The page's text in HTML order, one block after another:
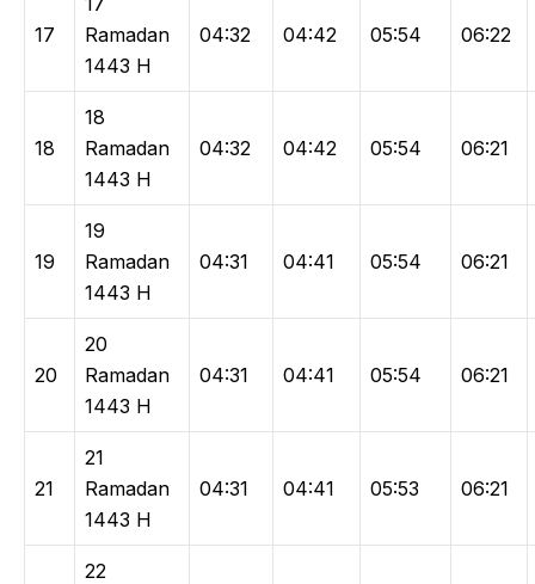
17
Ramadan
1443 H
04:32 04:42 05:54 06:22
18
18
Ramadan
1443 H
04:32 04:42 05:54 06:21
19
19
Ramadan
1443 H
04:31 04:41 05:54 06:21
20
20
Ramadan
1443 H
04:31 04:41 05:54 06:21
21
21
Ramadan
1443 H
04:31 04:41 05:53 06:21
22